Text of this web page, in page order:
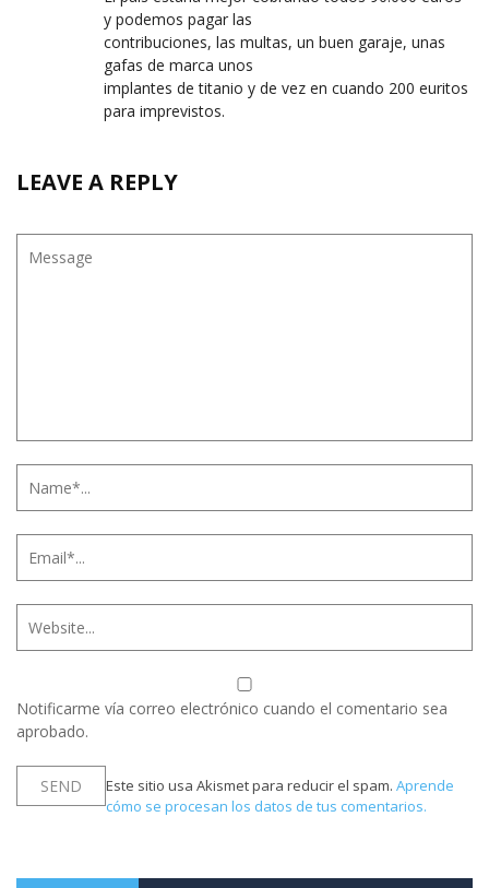
y podemos pagar las
contribuciones, las multas, un buen garaje, unas
gafas de marca unos
implantes de titanio y de vez en cuando 200 euritos
para imprevistos.
LEAVE A REPLY
Notificarme vía correo electrónico cuando el comentario sea
aprobado.
Este sitio usa Akismet para reducir el spam. Aprende
cómo se procesan los datos de tus comentarios.